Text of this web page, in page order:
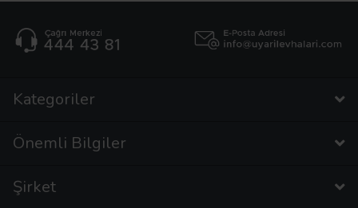
Kategoriler
Önemli Bilgiler
Şirket